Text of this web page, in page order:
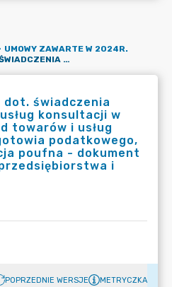
UMOWY ZAWARTE W 2024R.
UMOWA NR 94/2024 DOT. ŚWIADCZENIA STAŁYCH, BIEŻĄCYCH USŁUG KONSULTACJI W ZAKRESIE PODATKU OD TOWARÓW I USŁUG (VAT) W RAMACH POGOTOWIA PODATKOWEGO, W 2024R. - INFORMACJA POUFNA - DOKUMENT ZAWIERA TAJEMNICĘ PRZEDSIĘBIORSTWA I PRZEDSIĘBIORCY
dot. świadczenia
konsultacji w
towarów i usług
podatkowego,
poufna - dokument
i
POPRZEDNIE WERSJE METRYCZKA